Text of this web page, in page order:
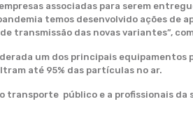
associadas para serem
temos desenvolvido ações de
transmissão das novas variantes”,
um dos principais equipamentos
até 95% das partículas no ar.
transporte público e a profissionais